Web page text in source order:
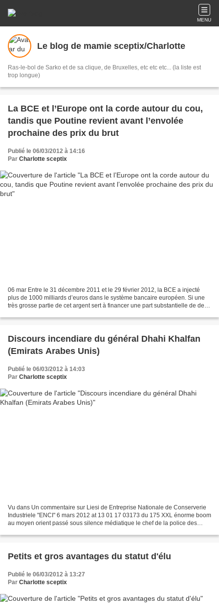
MENU
Le blog de mamie sceptix/Charlotte
Ras-le-bol de Sarko et de sa clique, de Bruxelles, etc etc etc... (la liste est
trop longue)
La BCE et l’Europe ont la corde autour du cou,
tandis que Poutine revient avant l’envolée
prochaine des prix du brut
Publié le 06/03/2012 à 14:16
Par Charlotte sceptix
06 mar Entre le 31 décembre 2011 et le 29 février 2012, la BCE a injecté
plus de 1000 milliards d’euros dans le système bancaire européen. Si une
très grosse partie de cet argent sert à financer une part substantielle de dette
Discours incendiare du général Dhahi Khalfan
(Emirats Arabes Unis)
Publié le 06/03/2012 à 14:03
Par Charlotte sceptix
Vu dans Un commentaire sur Liesi de Entreprise Nationale de Conserverie
Industriele "ENCI" 6 mars 2012 at 13 01 17 03173 du 175 XXL énorme boom
au moyen orient passé sous silence médiatique le chef de la police des
Petits et gros avantages du statut d'élu
Publié le 06/03/2012 à 13:27
Par Charlotte sceptix